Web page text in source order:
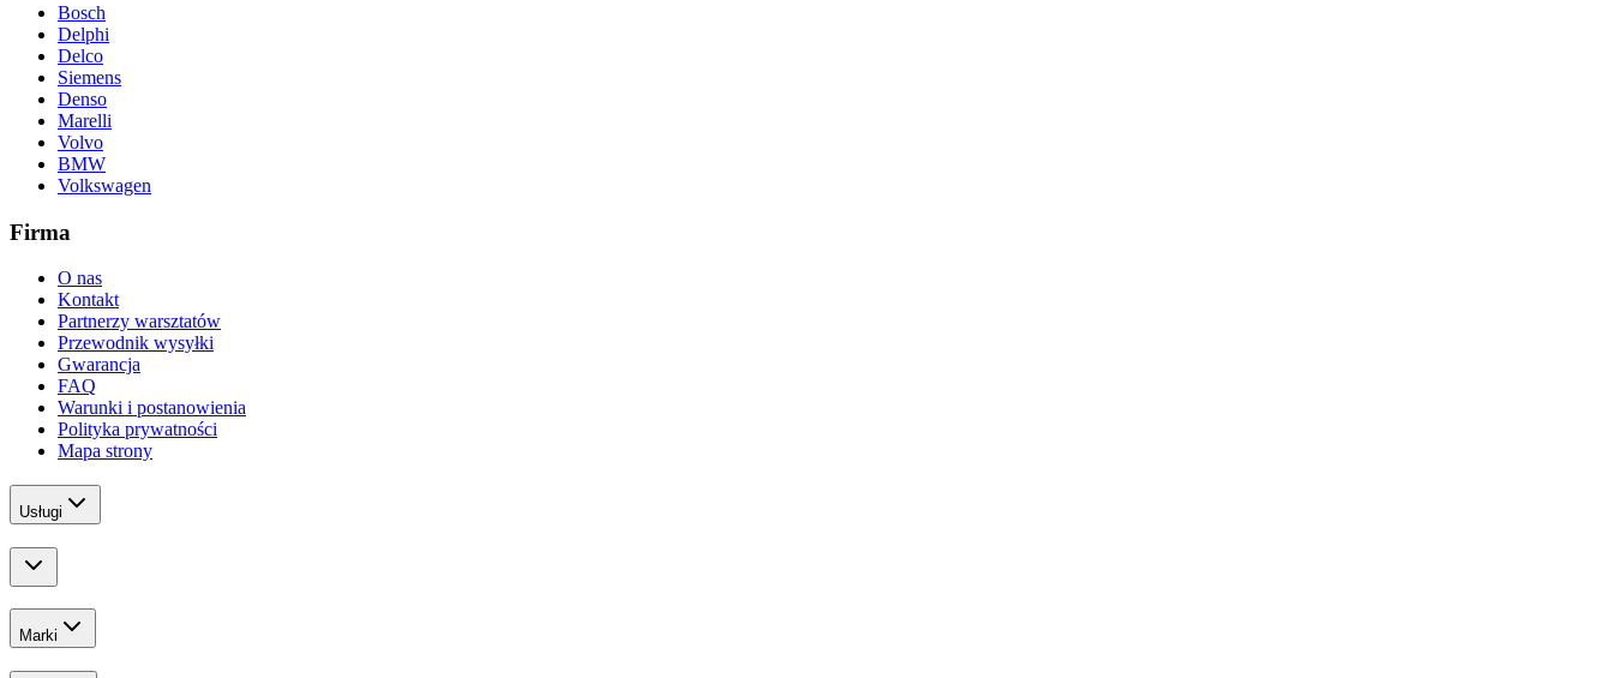
Bosch
Delphi
Delco
Siemens
Denso
Marelli
Volvo
BMW
Volkswagen
Firma
O nas
Kontakt
Partnerzy warsztatów
Przewodnik wysyłki
Gwarancja
FAQ
Warunki i postanowienia
Polityka prywatności
Mapa strony
Usługi
Marki